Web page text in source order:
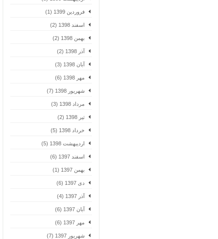
فروردین 1399 (1)
اسفند 1398 (2)
بهمن 1398 (2)
آذر 1398 (2)
آبان 1398 (3)
مهر 1398 (6)
شهریور 1398 (7)
مرداد 1398 (3)
تیر 1398 (2)
خرداد 1398 (5)
اردیبهشت 1398 (5)
اسفند 1397 (6)
بهمن 1397 (1)
دی 1397 (6)
آذر 1397 (4)
آبان 1397 (6)
مهر 1397 (6)
شهریور 1397 (7)